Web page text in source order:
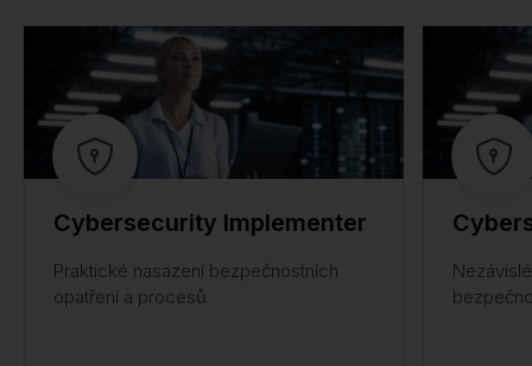
Cybersecurity Implementer
Praktické nasazení bezpečnostních
opatření a procesů